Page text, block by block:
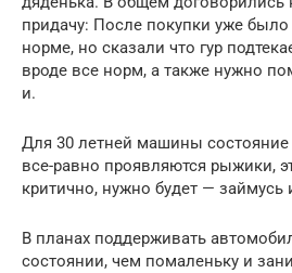
придачу: После покупки уже
норме, но сказали что гур
вроде все норм, а также нужно
и.
Для 30 летней машины
все-равно проявляются рыжики,
критично, нужно будет — займусь
В планах поддерживать
состоянии, чем помаленьку и